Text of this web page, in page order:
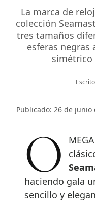
La marca de
colección
tres tamaños
esferas negras
simétrico
Publicado: 26 de junio
OMEGA inmortaliza su estilo
haciendo gala
sencillo y